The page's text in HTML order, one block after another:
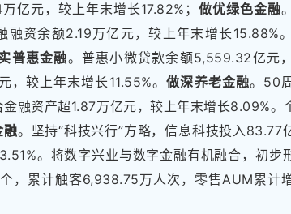
亿元，较上年末增长17.82%； 做优绿色金融
融资余额2.19万亿元，较上年末增长15.88%
普惠金融。普惠小微贷款余额5,559.32亿元
，较上年末增长11.55%。做深养老金融。50
融资产超1.87万亿元，较上年末增长8.09%。
融。坚持“科技兴行”方略，信息科技投入83.77
。将数字兴业与数字金融有机融合，初步
，累计触客6,938.75万人次，零售AUM累计